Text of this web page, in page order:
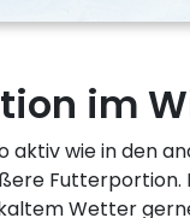
im
aktiv wie in den
Futterportion.
Wetter